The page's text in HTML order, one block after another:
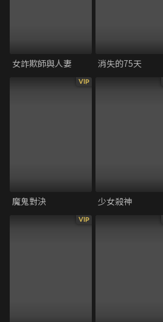
女詐欺師與人妻 消失的75天
VIP
魔鬼對決 少女殺神
VIP